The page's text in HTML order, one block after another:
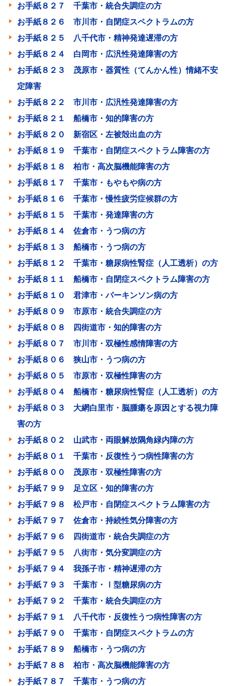
お手紙８２７ 千葉市・統合失調症の方
お手紙８２６ 市川市・自閉症スペクトラムの方
お手紙８２５ 八千代市・精神発達遅滞の方
お手紙８２４ 白岡市・広汎性発達障害の方
お手紙８２３ 茂原市・器質性（てんかん性）情緒不安
定障害
お手紙８２２ 市川市・広汎性発達障害の方
お手紙８２１ 船橋市・知的障害の方
お手紙８２０ 新宿区・左被殻出血の方
お手紙８１９ 千葉市・自閉症スペクトラム障害の方
お手紙８１８ 柏市・高次脳機能障害の方
お手紙８１７ 千葉市・もやもや病の方
お手紙８１６ 千葉市・慢性疲労症候群の方
お手紙８１５ 千葉市・発達障害の方
お手紙８１４ 佐倉市・うつ病の方
お手紙８１３ 船橋市・うつ病の方
お手紙８１２ 千葉市・糖尿病性腎症（人工透析）の方
お手紙８１１ 船橋市・自閉症スペクトラム障害の方
お手紙８１０ 君津市・パーキンソン病の方
お手紙８０９ 市原市・統合失調症の方
お手紙８０８ 四街道市・知的障害の方
お手紙８０７ 市川市・双極性感情障害の方
お手紙８０６ 狭山市・うつ病の方
お手紙８０５ 市原市・双極性障害の方
お手紙８０４ 船橋市・糖尿病性腎症（人工透析）の方
お手紙８０３ 大網白里市・脳腫瘍を原因とする視力障
害の方
お手紙８０２ 山武市・両眼解放隅角緑内障の方
お手紙８０１ 千葉市・反復性うつ病性障害の方
お手紙８００ 茂原市・双極性障害の方
お手紙７９９ 足立区・知的障害の方
お手紙７９８ 松戸市・自閉症スペクトラム障害の方
お手紙７９７ 佐倉市・持続性気分障害の方
お手紙７９６ 四街道市・統合失調症の方
お手紙７９５ 八街市・気分変調症の方
お手紙７９４ 我孫子市・精神遅滞の方
お手紙７９３ 千葉市・Ⅰ型糖尿病の方
お手紙７９２ 千葉市・統合失調症の方
お手紙７９１ 八千代市・反復性うつ病性障害の方
お手紙７９０ 千葉市・自閉症スペクトラムの方
お手紙７８９ 船橋市・うつ病の方
お手紙７８８ 柏市・高次脳機能障害の方
お手紙７８７ 千葉市・うつ病の方